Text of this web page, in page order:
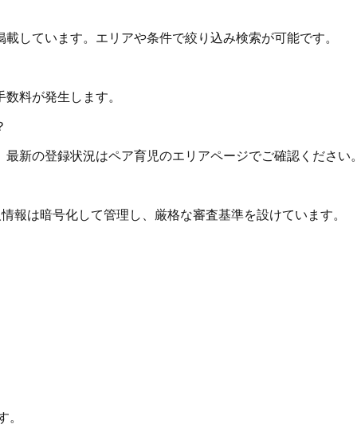
しています。エリアや条件で絞り込み検索が可能です。
料が発生します。
新の登録状況はペア育児のエリアページでご確認ください
報は暗号化して管理し、厳格な審査基準を設けています。
。